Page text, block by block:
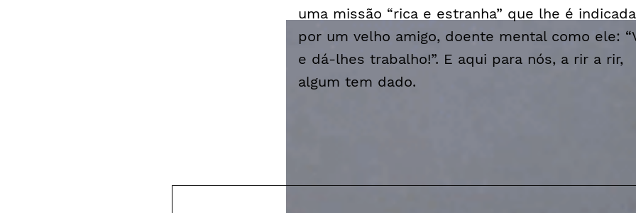
uma missão “rica e estranha” que lhe é indicada
por um velho amigo, doente mental como ele:
e dá-lhes trabalho!”. E aqui para nós, a rir a rir,
algum tem dado.